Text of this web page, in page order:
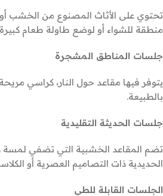
تحتوي على الأثاث المصنوع من الخشب
منطقة للشواء أو لوضع طاولة طعام
جلسات المناطق المشجرة
يتوفر فيها مقاعد حول النار، كراسي
بالطبيعة.
جلسات الحديثة التقليدية
تضم المقاعد الخشبية التي تضفي لمسة
الحديدية ذات التصاميم العصرية أو
الجلسات القابلة للطي